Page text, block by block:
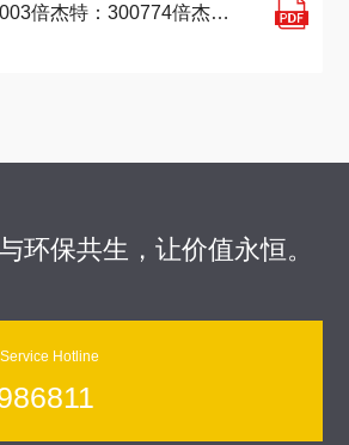
2023-003倍杰特：300774倍杰特业绩说明会、路演活动信息20230508 
环保共生，让价值永恒。
Hotline